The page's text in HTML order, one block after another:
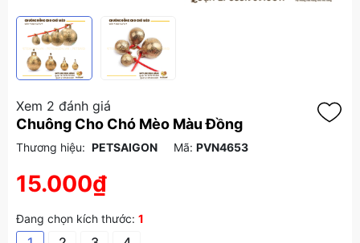
Xem 2 đánh giá
Chuông Cho Chó Mèo Màu Đồng
Thương hiệu: PETSAIGON Mã: PVN4653
15.000₫
Đang chọn kích thước: 1